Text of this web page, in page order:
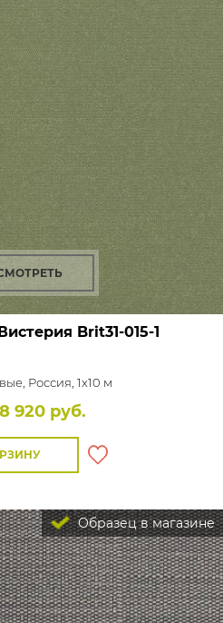
Brit31-015-1
Россия, 1x10 м
8 920 руб.
Образец в магазине